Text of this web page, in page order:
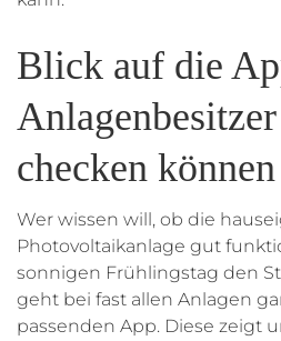
Blick auf die
checken können
Wer wissen will, ob die
Photovoltaikanlage gut
sonnigen Frühlingstag den
geht bei fast allen Anlagen
passenden App. Diese zeigt